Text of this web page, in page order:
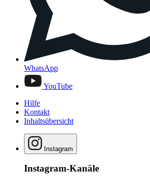
WhatsApp
YouTube
Hilfe
Kontakt
Inhaltsübersicht
Instagram
Instagram-Kanäle